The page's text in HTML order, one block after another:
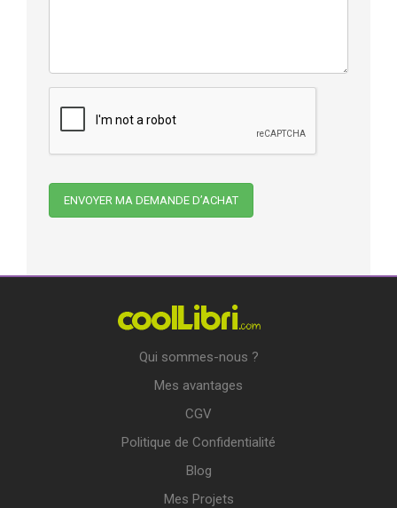
Qui sommes-nous ?
Mes avantages
CGV
Politique de Confidentialité
Blog
Mes Projets